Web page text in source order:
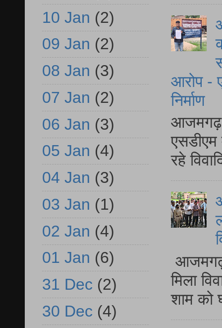
आरोप -
निर्माण
आजमगढ़
एसडीएम
रहे
आजमगढ़
मिला
शाम को
10 Jan (2)
09 Jan (2)
08 Jan (3)
07 Jan (2)
06 Jan (3)
05 Jan (4)
04 Jan (3)
03 Jan (1)
02 Jan (4)
01 Jan (6)
31 Dec (2)
30 Dec (4)